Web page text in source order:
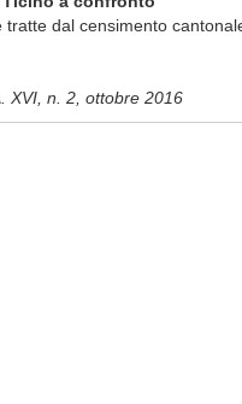
dal censimento
XVI, n. 2, ottobre 2016